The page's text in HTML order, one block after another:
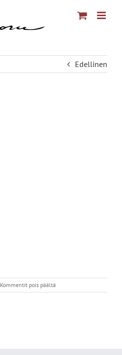
Edellinen
Kommentit pois päältä
IMG_6545